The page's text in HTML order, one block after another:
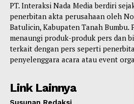
PT. Interaksi Nada Media berdiri
penerbitan akta perusahaan oleh
Batulicin, Kabupaten Tanah Bumbu.
menaungi produk-produk pers dan
terkait dengan pers seperti
penyelenggara acara atau event
Link Lainnya